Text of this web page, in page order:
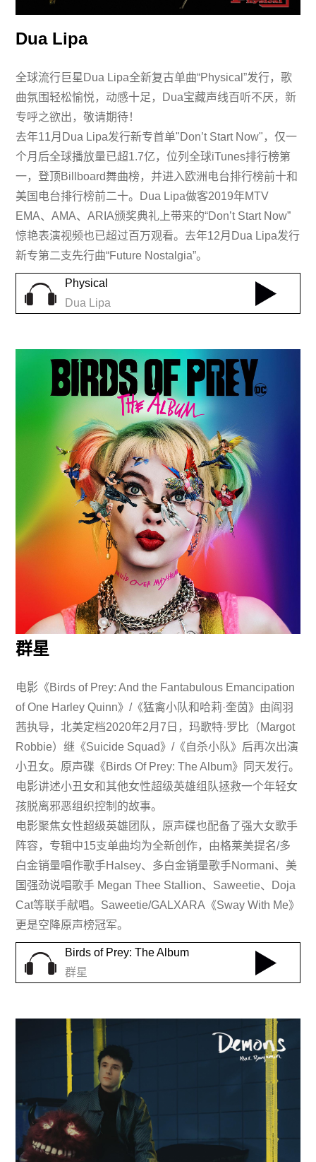
Dua Lipa
全球流行巨星Dua Lipa全新复古单曲“Physical”发行，歌
曲氛围轻松愉悦，动感十足，Dua宝藏声线百听不厌，新
专呼之欲出，敬请期待！
去年11月Dua Lipa发行新专首单"Don’t Start Now"，仅一
个月后全球播放量已超1.7亿，位列全球iTunes排行榜第
一，登顶Billboard舞曲榜，并进入欧洲电台排行榜前十和
美国电台排行榜前二十。Dua Lipa做客2019年MTV
EMA、AMA、ARIA颁奖典礼上带来的“Don’t Start Now”
惊艳表演视频也已超过百万观看。去年12月Dua Lipa发行
新专第二支先行曲“Future Nostalgia”。
Physical
Dua Lipa
群星
电影《Birds of Prey: And the Fantabulous Emancipation
of One Harley Quinn》/《猛禽小队和哈莉·奎茵》由阎羽
茜执导，北美定档2020年2月7日，玛歌特·罗比（Margot
Robbie）继《Suicide Squad》/《自杀小队》后再次出演
小丑女。原声碟《Birds Of Prey: The Album》同天发行。
电影讲述小丑女和其他女性超级英雄组队拯救一个年轻女
孩脱离邪恶组织控制的故事。
电影聚焦女性超级英雄团队，原声碟也配备了强大女歌手
阵容，专辑中15支单曲均为全新创作，由格莱美提名/多
白金销量唱作歌手Halsey、多白金销量歌手Normani、美
国强劲说唱歌手 Megan Thee Stallion、Saweetie、Doja
Cat等联手献唱。Saweetie/GALXARA《Sway With Me》
更是空降原声榜冠军。
Birds of Prey: The Album
群星